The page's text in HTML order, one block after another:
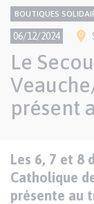
CONTENU
NATIONAL
Thème
BOUTIQUES
06/12/2024
Le
présent
Paragraphes
de
contenu
Texte
Les 6, 7 et 8
Catholique
présente au